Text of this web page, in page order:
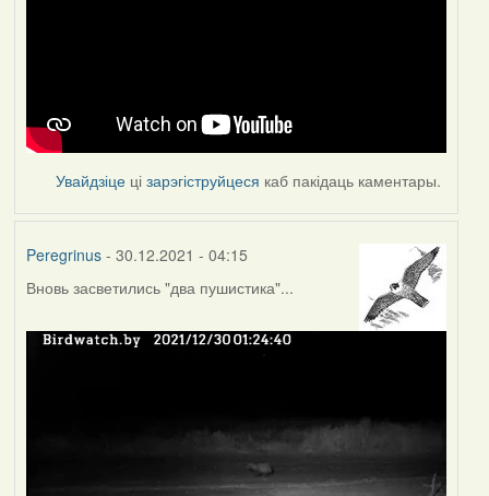
Увайдзіце цізарэгіструйцеся каб пакідаць каментары.
Peregrinus- 30.12.2021 - 04:15
Вновь засветились "два пушистика"...